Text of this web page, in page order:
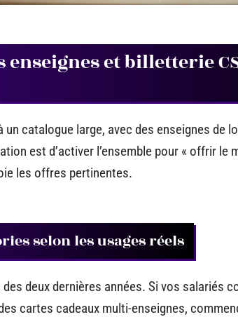
enseignes et billetterie
un catalogue large, avec des enseignes de
est d’activer l’ensemble pour « offrir le
les offres pertinentes.
selon les usages réels
des deux dernières années. Si vos salariés
cartes cadeaux multi-enseignes,